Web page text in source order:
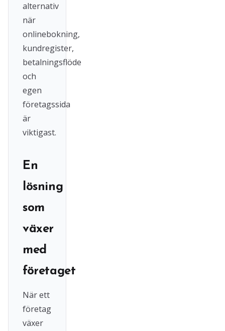
alternativ
när
onlinebokning,
kundregister,
betalningsflöde
och
egen
företagssida
är
viktigast.
En
lösning
som
växer
med
företaget
När ett
företag
växer